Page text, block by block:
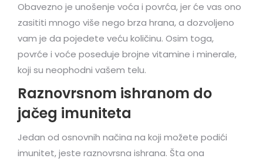
Obavezno je unošenje voća i povrća, jer će vas ono
zasititi mnogo više nego brza hrana, a dozvoljeno
vam je da pojedete veću količinu. Osim toga,
povrće i voće poseduje brojne vitamine i minerale,
koji su neophodni vašem telu.
Raznovrsnom ishranom do
jačeg imuniteta
Jedan od osnovnih načina na koji možete podići
imunitet, jeste raznovrsna ishrana. Šta ona